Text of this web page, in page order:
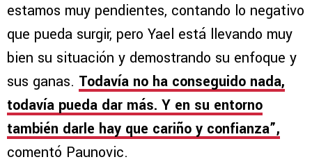
estamos muy pendientes, contando lo negativo
que pueda surgir, pero Yael está llevando muy
bien su situación y demostrando su enfoque y
sus ganas. Todavía no ha conseguido nada,
todavía pueda dar más. Y en su entorno
también darle hay que cariño y confianza”,
comentó Paunovic.